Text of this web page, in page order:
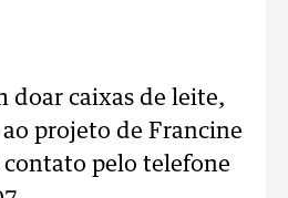
doar caixas de leite,
projeto de Francine
pelo telefone